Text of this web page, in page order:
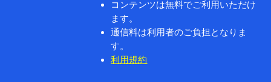
コンテンツは無料でご利用いただけ
ます。
通信料は利用者のご負担となりま
す。
利用規約